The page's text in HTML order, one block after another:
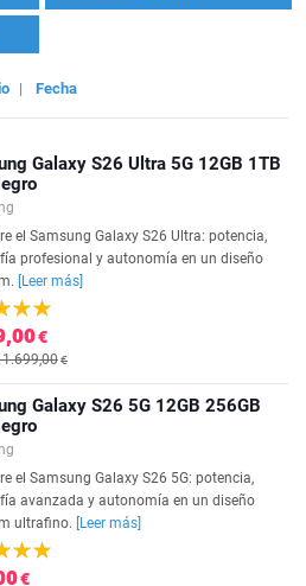
| Fecha
Galaxy S26 Ultra 5G 12GB 1TB
el Samsung Galaxy S26 Ultra: potencia,
profesional y autonomía en un diseño
[Leer más]
€
€
Galaxy S26 5G 12GB 256GB
el Samsung Galaxy S26 5G: potencia,
avanzada y autonomía en un diseño
ultrafino.
[Leer más]
€